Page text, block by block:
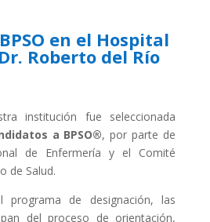
en el Hospital
Roberto del Río
institución fue seleccionada
a BPSO®, por parte de
de Enfermería y el Comité
de Salud.
programa de designación, las
del proceso de orientación,